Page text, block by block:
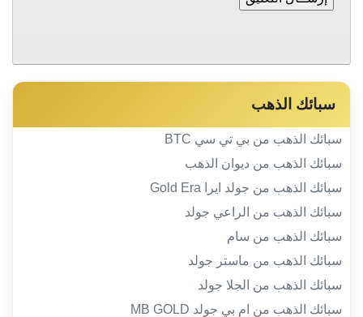
سبائك الذهب
سبائك الذهب من بي تي سي BTC
سبائك الذهب من ديوان الذهب
سبائك الذهب من جولد ايرا Gold Era
سبائك الذهب من الراعي جولد
سبائك الذهب من سام
سبائك الذهب من ماستر جولد
سبائك الذهب من الجلا جولد
سبائك الذهب من ام بي جولد MB GOLD